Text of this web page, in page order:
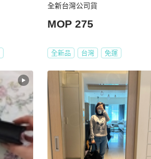
全新台灣公司貨
MOP 275
全新品 台灣 免運